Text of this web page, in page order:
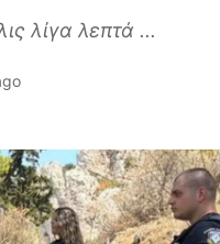
λίγα λεπτά ...